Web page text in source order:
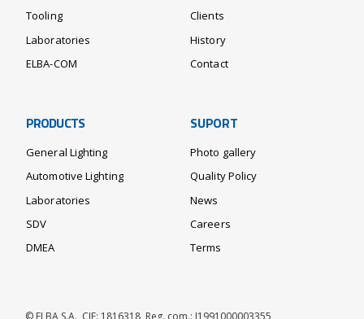
Tooling
Laboratories
ELBA-COM
Clients
History
Contact
PRODUCTS
General Lighting
Automotive Lighting
Laboratories
SDV
DMEA
SUPORT
Photo gallery
Quality Policy
News
Careers
Terms
© ELBA S.A., CIF: 1816318, Reg. com.: J1991000003355